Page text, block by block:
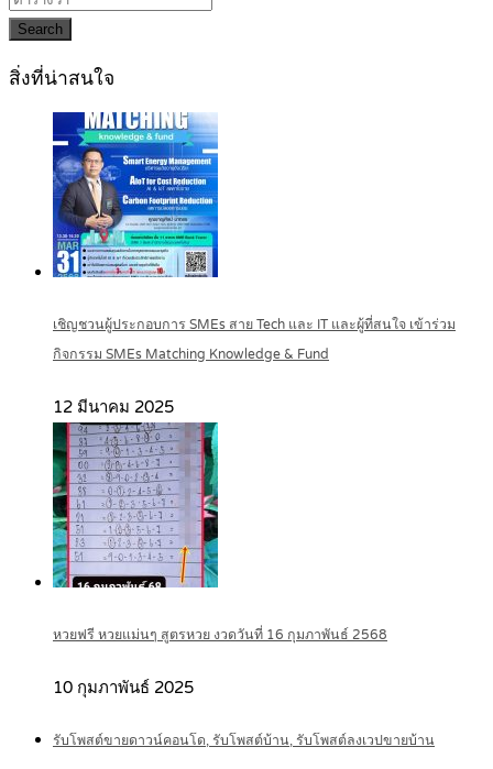
Search
สิ่งที่น่าสนใจ
เชิญชวนผู้ประกอบการ SMEs สาย Tech และ IT และผู้ที่สนใจ เข้าร่วม
กิจกรรม SMEs Matching Knowledge & Fund
12 มีนาคม 2025
หวยฟรี หวยแม่นๆ สูตรหวย งวดวันที่ 16 กุมภาพันธ์ 2568
10 กุมภาพันธ์ 2025
รับโพสต์ขายดาวน์คอนโด, รับโพสต์บ้าน, รับโพสต์ลงเวปขายบ้าน